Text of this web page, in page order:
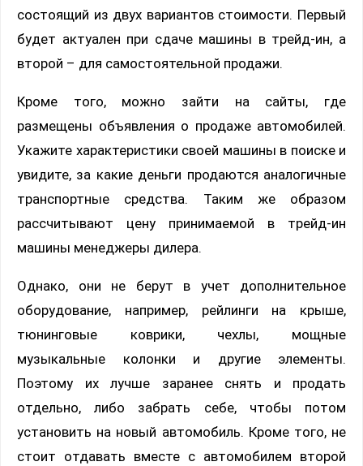
состоящий из двух вариантов стоимости. Первый
будет актуален при сдаче машины в трейд-ин, а
второй – для самостоятельной продажи.
Кроме того, можно зайти на сайты, где
размещены объявления о продаже автомобилей.
Укажите характеристики своей машины в поиске и
увидите, за какие деньги продаются аналогичные
транспортные средства. Таким же образом
рассчитывают цену принимаемой в трейд-ин
машины менеджеры дилера.
Однако, они не берут в учет дополнительное
оборудование, например, рейлинги на крыше,
тюнинговые коврики, чехлы, мощные
музыкальные колонки и другие элементы.
Поэтому их лучше заранее снять и продать
отдельно, либо забрать себе, чтобы потом
установить на новый автомобиль. Кроме того, не
стоит отдавать вместе с автомобилем второй